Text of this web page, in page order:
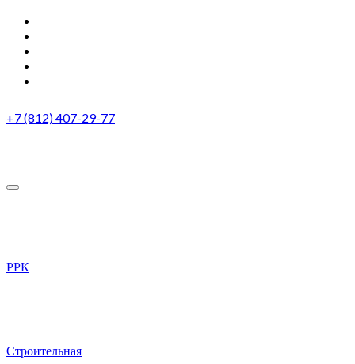
+7 (812) 407-29-77
РРК
Строительная